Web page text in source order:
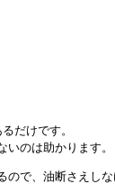
だけです。
のは助かります。
ので、油断さえし